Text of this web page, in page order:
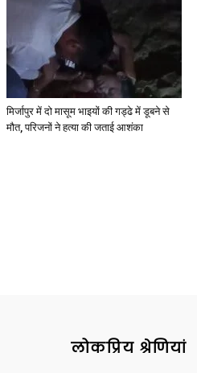
मिर्जापुर में दो मासूम भाइयों की गड्ढे में डूबने से
मौत, परिजनों ने हत्या की जताई आशंका
लोकप्रिय श्रेणियां